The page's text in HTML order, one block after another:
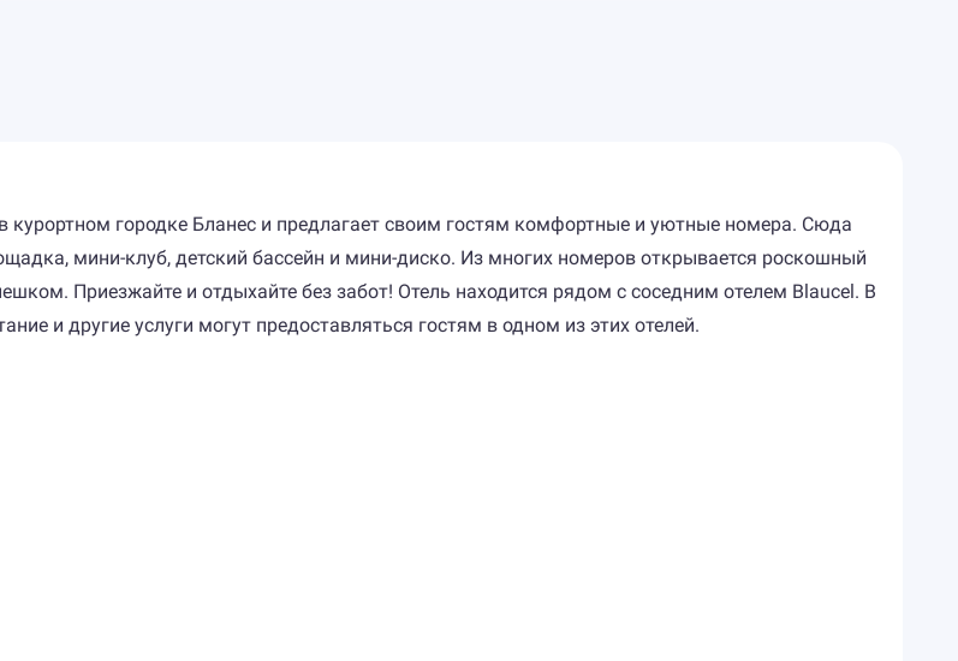
городке Бланес и предлагает своим гостям комфортные и уютные номера. Сюда
мини-клуб, детский бассейн и мини-диско. Из многих номеров открывается роскошный
Приезжайте и отдыхайте без забот! Отель находится рядом с соседним отелем Blaucel. В
и другие услуги могут предоставляться гостям в одном из этих отелей.